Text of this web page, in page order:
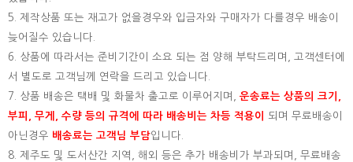
5. 제작상품 또는 재고가 없을경우와 입금자와 구매자가 다를경우 배송이
늦어질수 있습니다.
6. 상품에 따라서는 준비기간이 소요 되는 점 양해 부탁드리며, 고객센터에
서 별도로 고객님께 연락을 드리고 있습니다.
7. 상품 배송은 택배 및 화물차 출고로 이루어지며, 운송료는 상품의 크기,
부피, 무게, 수량 등의 규격에 따라 배송비는 차등 적용이
되며 무료배송이
아닌경우 배송료는 고객님 부담입니다.
8. 제주도 및 도서산간 지역, 해외 등은 추가 배송비가 부과되며, 무료배송